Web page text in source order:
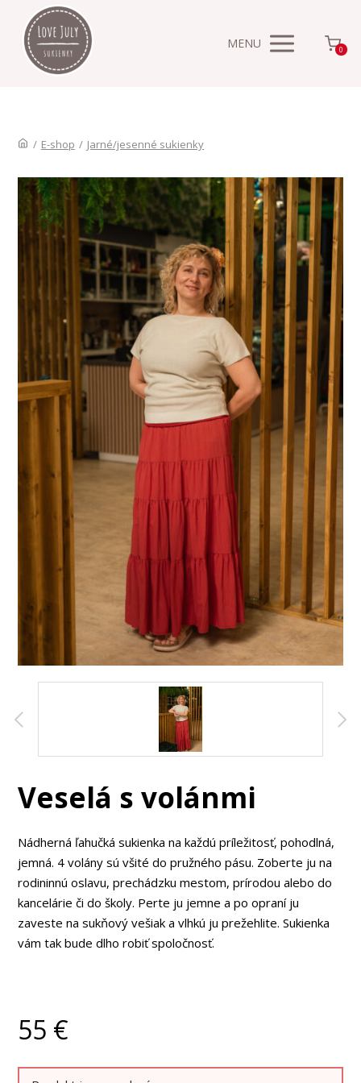
MENU 0
/ E-shop / Jarné/jesenné sukienky
Veselá s volánmi
Nádherná ľahučká sukienka na každú príležitosť, pohodlná,
jemná. 4 volány sú všité do pružného pásu. Zoberte ju na
rodininnú oslavu, prechádzku mestom, prírodou alebo do
kancelárie či do školy. Perte ju jemne a po opraní ju
zaveste na sukňový vešiak a vlhkú ju prežehlite. Sukienka
vám tak bude dlho robiť spoločnosť.
55 €